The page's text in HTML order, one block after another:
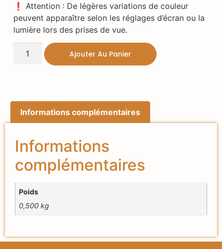
❗ Attention : De légères variations de couleur
peuvent apparaître selon les réglages d’écran ou la
lumière lors des prises de vue.
Ajouter Au Panier
Informations complémentaires
Informations
complémentaires
Poids
0,500 kg